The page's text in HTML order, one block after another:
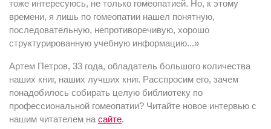
тоже интересуюсь, не только гомеопатией. Но, к этому
времени, я лишь по гомеопатии нашел понятную,
последовательную, непротиворечивую, хорошо
структурированную учебную информацию...»
Артем Петров, 33 года, обладатель большого количества
наших книг, наших лучших книг. Расспросим его, зачем
понадобилось собирать целую библиотеку по
профессиональной гомеопатии? Читайте новое интервью с
нашим читателем на сайте.